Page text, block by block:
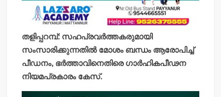
തളിപ്പറമ്പ്: സഹപ്രവര്‍ത്തകരുമായി
സംസാരിക്കുന്നതില്‍ മോശം ബന്ധം ആരോപിച്ച്
പീഡനം, ഭര്‍ത്താവിനെതിരെ ഗാര്‍ഹികപീഢന
നിയമപ്രകാരം കേസ്.